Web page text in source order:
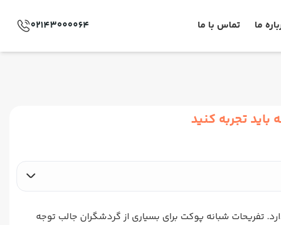
ما تماس با ما 02143000064
تجربه کنید
شبانه پوکت برای بسیاری از گردشگران جالب توجه